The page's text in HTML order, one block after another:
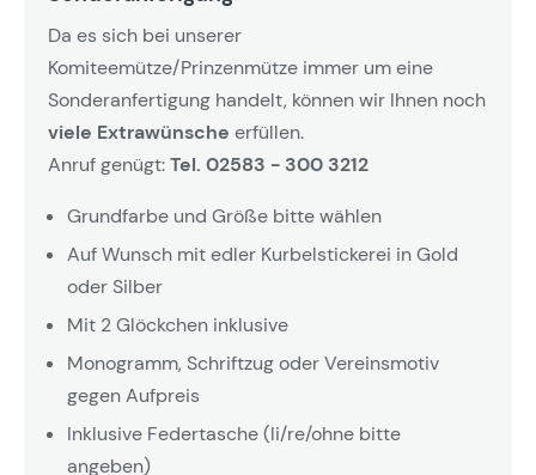
Da es sich bei unserer
Komiteemütze/Prinzenmütze immer um eine
Sonderanfertigung handelt, können wir Ihnen noch
viele Extrawünsche erfüllen.
Anruf genügt:Tel. 02583 - 300 3212
Grundfarbe und Größe bitte wählen
Auf Wunsch mit edler Kurbelstickerei in Gold
oder Silber
Mit 2 Glöckchen inklusive
Monogramm, Schriftzug oder Vereinsmotiv
gegen Aufpreis
Inklusive Federtasche (li/re/ohne bitte
angeben)